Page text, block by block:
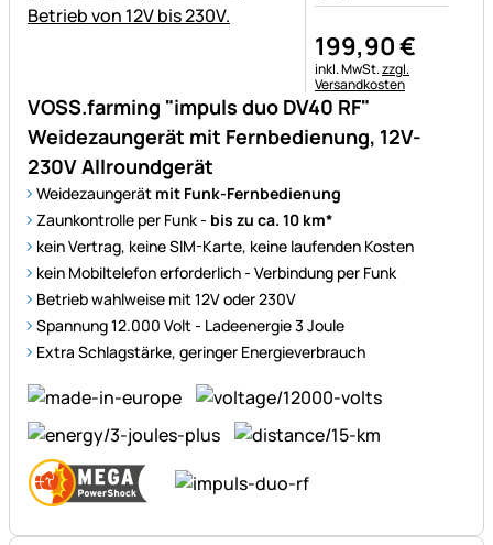
VOSS.farming "impuls duo DV40 RF"
Weidezaungerät mit Fernbedienung, 12V-
230V Allroundgerät
Weidezaungerät mit Funk-Fernbedienung
Zaunkontrolle per Funk - bis zu ca. 10 km*
kein Vertrag, keine SIM-Karte, keine laufenden Kosten
kein Mobiltelefon erforderlich - Verbindung per Funk
Betrieb wahlweise mit 12V oder 230V
Spannung 12.000 Volt - Ladeenergie 3 Joule
Extra Schlagstärke, geringer Energieverbrauch
199,90€
Steuerhinweis:
inkl. MwSt.zzgl.
Versandkosten